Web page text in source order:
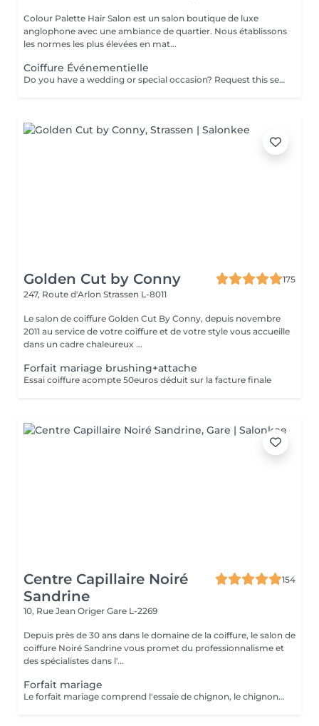
Colour Palette Hair Salon est un salon boutique de luxe
anglophone avec une ambiance de quartier. Nous établissons
les normes les plus élevées en mat...
Coiffure Événementielle
Do you have a wedding or special occasion? Request this service by email and include photos of your current hair and desired look
Golden Cut by Conny
175
247, Route d'Arlon Strassen L-8011
Le salon de coiffure Golden Cut By Conny, depuis novembre
2011 au service de votre coiffure et de votre style vous accueille
dans un cadre chaleureux ...
Forfait mariage brushing+attache
Essai coiffure acompte 50euros déduit sur la facture finale
Centre Capillaire Noiré
Sandrine
154
10, Rue Jean Origer Gare L-2269
Depuis près de 30 ans dans le domaine de la coiffure, le salon de
coiffure Noiré Sandrine vous promet du professionnalisme et
des spécialistes dans l'...
Forfait mariage
Le forfait mariage comprend l'essaie de chignon, le chignon, une manucure avec vernis et un maquillage